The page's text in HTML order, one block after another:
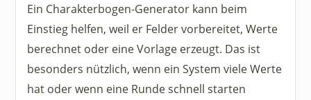
Ein Charakterbogen-Generator kann beim
Einstieg helfen, weil er Felder vorbereitet, Werte
berechnet oder eine Vorlage erzeugt. Das ist
besonders nützlich, wenn ein System viele Werte
hat oder wenn eine Runde schnell starten